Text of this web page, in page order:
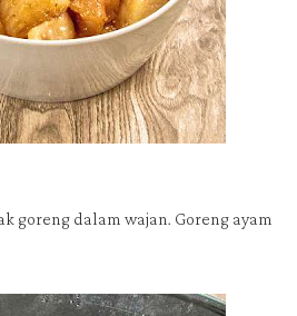
goreng dalam wajan. Goreng ayam